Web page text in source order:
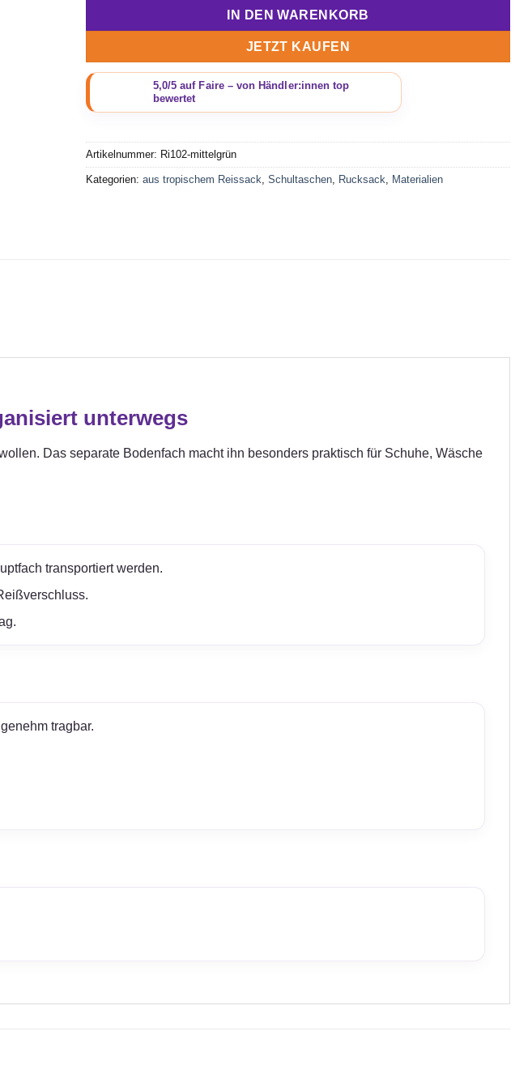
IN DEN WARENKORB
JETZT KAUFEN
Artikelnummer: Ri102-mittelgrün
Kategorien: aus tropischem Reissack, Schultaschen, Rucksack, Materialien
unterwegs
Das separate Bodenfach macht ihn besonders praktisch für Schuhe, Wäsche
transportiert werden.
tragbar.